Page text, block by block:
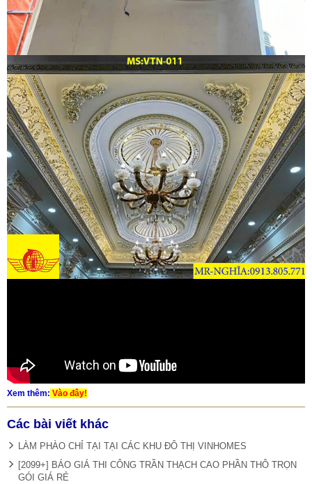
Xem thêm: Vào đây!
Các bài viết khác
LÀM PHÀO CHỈ TẠI TẠI CÁC KHU ĐÔ THỊ VINHOMES
[2099+] BÁO GIÁ THI CÔNG TRẦN THẠCH CAO PHẦN THÔ TRỌN
GÓI GIÁ RẺ